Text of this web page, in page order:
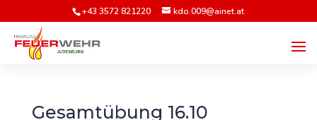
+43 3572 821220 kdo.009@ainet.at
Gesamtübung 16.10